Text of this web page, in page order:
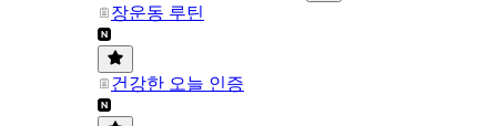
장운동 루틴
건강한 오늘 인증